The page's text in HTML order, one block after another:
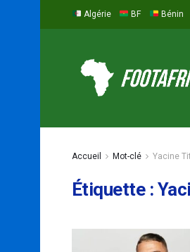
Algérie BF Bénin
Accueil Mot-clé Yacine
Étiquette :